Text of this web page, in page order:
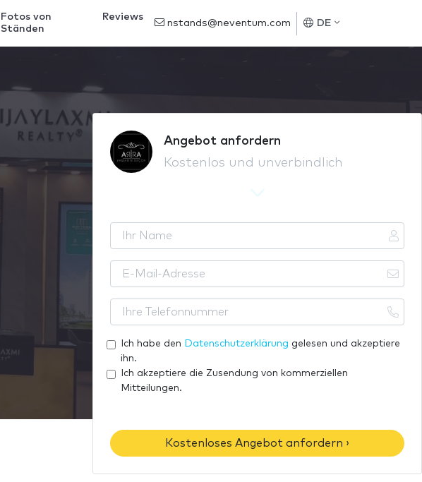
Fotos von
Ständen
Reviews
nstands@neventum.com DE
Angebot anfordern
Kostenlos und unverbindlich
h
r
a
-
M
l
-
e
s
s
h
r
T
f
n
Ich habe den Datenschutzerklärung gelesen und akzeptiere
ihn.
Ich akzeptiere die Zusendung von kommerziellen
Mitteilungen.
Kostenloses Angebot anfordern ›